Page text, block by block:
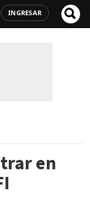
INGRESAR
en